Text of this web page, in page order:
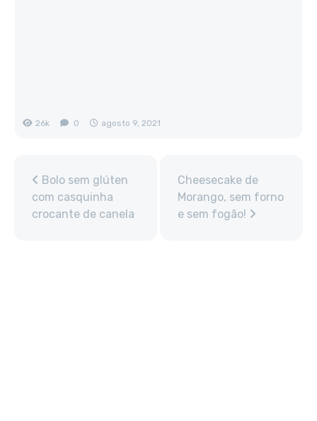
26k 0 agosto 9, 2021
Bolo sem glúten
com casquinha
crocante de canela
Cheesecake de
Morango, sem forno
e sem fogão!